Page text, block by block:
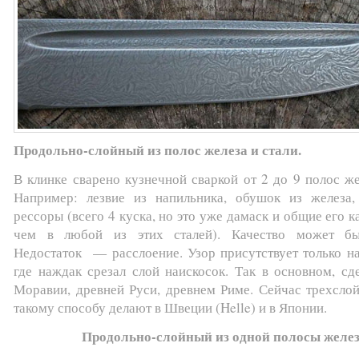
Продольно-слойный из полос железа и стали.
В клинке сварено кузнечной сваркой от 2 до 9 полос
Например: лезвие из напильника, обушок из
рессоры (всего 4 куска, но это уже дамаск и общие его
чем в любой из этих сталей). Качество может
Недостаток — расслоение. Узор присутствует только
где наждак срезал слой наискосок. Так в основном,
Моравии, древней Руси, древнем Риме. Сейчас
такому способу делают в Швеции (Helle) и в Японии.
Продольно-слойный из одной полосы